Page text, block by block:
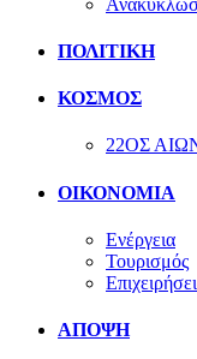
ΠΟΛΙΤΙΚΗ
ΚΟΣΜΟΣ
22ΟΣ
ΟΙΚΟΝΟΜΙΑ
Ενέργεια
Τουρισμός
ΑΠΟΨΗ